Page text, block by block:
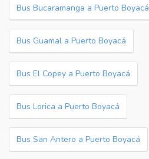
Bus Bucaramanga a Puerto Boyacá
Bus Guamal a Puerto Boyacá
Bus El Copey a Puerto Boyacá
Bus Lorica a Puerto Boyacá
Bus San Antero a Puerto Boyacá